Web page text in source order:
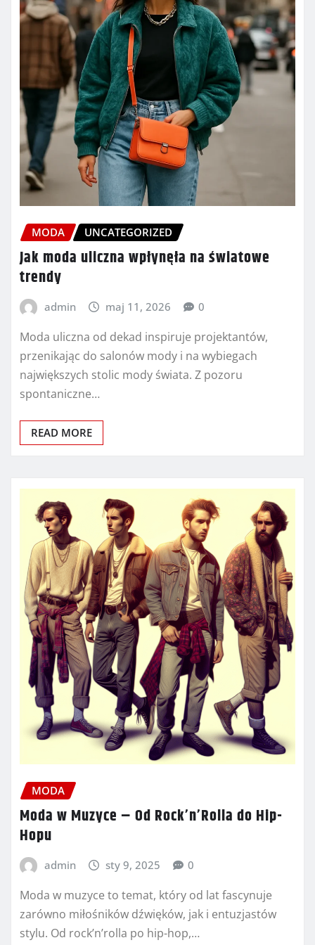
MODA UNCATEGORIZED
Jak moda uliczna wpłynęła na światowe
trendy
admin maj 11, 2026 0
Moda uliczna od dekad inspiruje projektantów,
przenikając do salonów mody i na wybiegach
największych stolic mody świata. Z pozoru
spontaniczne…
READ MORE
MODA
Moda w Muzyce – Od Rock’n’Rolla do Hip-
Hopu
admin sty 9, 2025 0
Moda w muzyce to temat, który od lat fascynuje
zarówno miłośników dźwięków, jak i entuzjastów
stylu. Od rock’n’rolla po hip-hop,…